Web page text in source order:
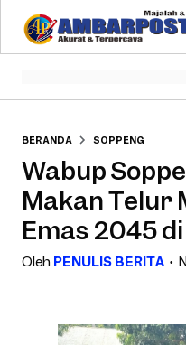
BERANDA SOPPENG
Wabup
Makan Telur
Emas 2045
Oleh PENULIS BERITA